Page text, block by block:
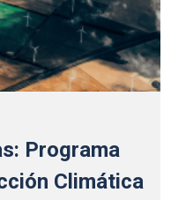
Programa
Climática